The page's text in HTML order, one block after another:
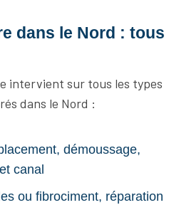
dans le Nord : tous
intervient sur tous les types
dans le Nord :
démoussage,
canal
ou fibrociment, réparation